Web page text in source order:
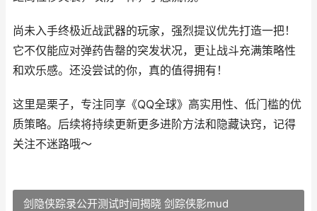
尚未入手终极近战武器的玩家，强烈提议优先打造一把！
它不仅能应对弹药告罄的突发状况，更让战斗充满策略性
和欢乐感。还没尝试的你，真的值得拥有！
这里是栗子，专注同享《QQ全球》高实用性、低门槛的优
质策略。后续将持续更新更多进阶方法和隐藏诀窍，记得
关注不迷路哦～
剑隐侠踪录公开测试时间揭晓 剑踪侠影mud